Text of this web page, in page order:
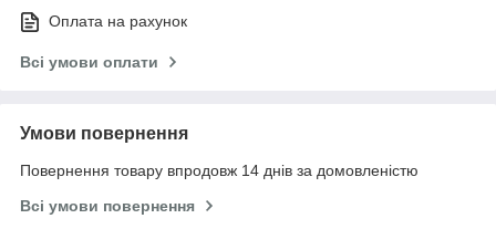
Оплата на рахунок
Всі умови оплати
Умови повернення
Повернення товару впродовж 14 днів за домовленістю
Всі умови повернення